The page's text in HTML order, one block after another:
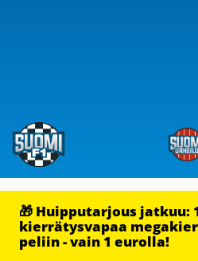
🎁 Huipputarjous jatkuu:
kierrätysvapaa
peliin - vain 1 eurolla!